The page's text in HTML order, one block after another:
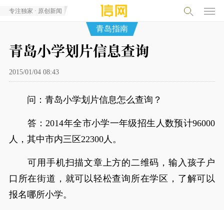
专注独家 · 原创新闻
青岛指南
青岛小学划片信息查询
2015/01/04 08:43
问：青岛小学划片信息怎么查询？
答：2014年全市小学一年级招生人数预计96000
人，其中市内三区22300人。
可用手机扫描文章上方的二维码，输入孩子户
口所在街道，就可以轻松查询所在学区，了解可以
报名哪所小学。